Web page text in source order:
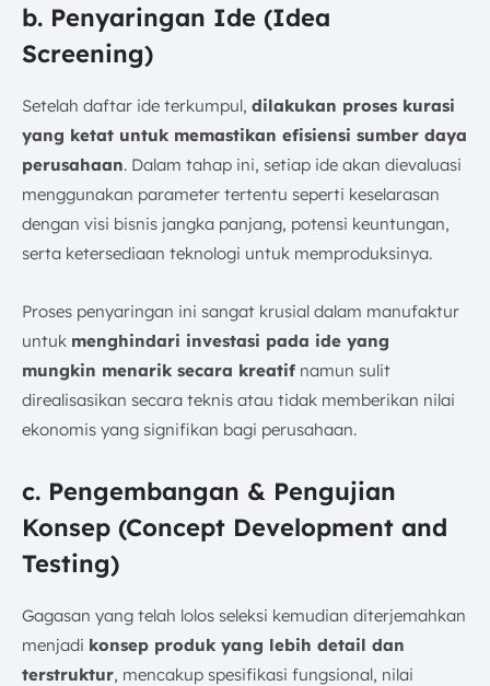
b. Penyaringan Ide (Idea
Screening)
Setelah daftar ide terkumpul, dilakukan proses kurasi
yang ketat untuk memastikan efisiensi sumber daya
perusahaan. Dalam tahap ini, setiap ide akan dievaluasi
menggunakan parameter tertentu seperti keselarasan
dengan visi bisnis jangka panjang, potensi keuntungan,
serta ketersediaan teknologi untuk memproduksinya.
Proses penyaringan ini sangat krusial dalam manufaktur
untuk menghindari investasi pada ide yang
mungkin menarik secara kreatif namun sulit
direalisasikan secara teknis atau tidak memberikan nilai
ekonomis yang signifikan bagi perusahaan.
c. Pengembangan & Pengujian
Konsep (Concept Development and
Testing)
Gagasan yang telah lolos seleksi kemudian diterjemahkan
menjadi konsep produk yang lebih detail dan
terstruktur, mencakup spesifikasi fungsional, nilai